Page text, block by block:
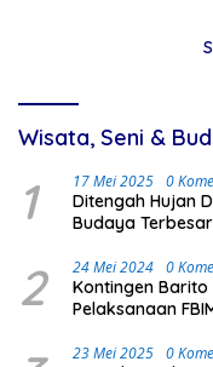
Wisata, Seni &
1 17 Mei 2025 0
Ditengah Hujan
Budaya
2 24 Mei 2024 0
Kontingen Barito
Pelaksanaan
23 Mei 2025 0